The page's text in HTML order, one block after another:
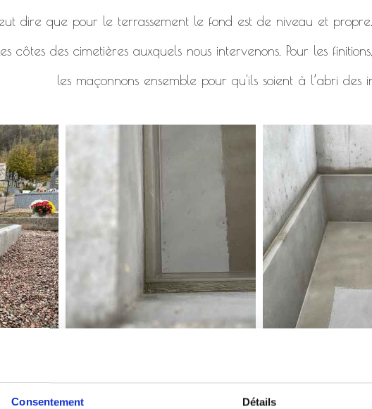
Consentement Détails
dire que pour le terrassement le fond est de niveau et
côtes des cimetières auxquels nous intervenons. Pour les
les maçonnons ensemble pour qu'ils soient à l’abri des